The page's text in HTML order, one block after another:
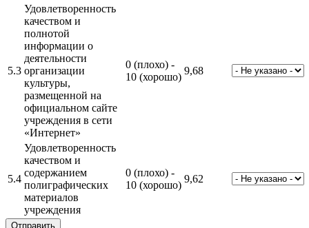
5.3
Удовлетворенность
качеством и
полнотой
информации о
деятельности
организации
культуры,
размещенной на
официальном сайте
учреждения в сети
«Интернет»
0 (плохо) -
10 (хорошо)
9,68
5.4
Удовлетворенность
качеством и
содержанием
полиграфических
материалов
учреждения
0 (плохо) -
10 (хорошо)
9,62